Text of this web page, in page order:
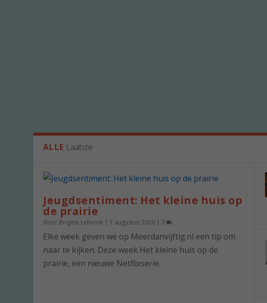
ALLE Laatste
Jeugdsentiment: Het kleine huis op
de prairie
door Brigitte Leferink |7 augustus 2026 | 0
Elke week geven we op Meerdanvijftig.nl een tip om
naar te kijken. Deze week Het kleine huis op de
prairie, een nieuwe Netflixserie.